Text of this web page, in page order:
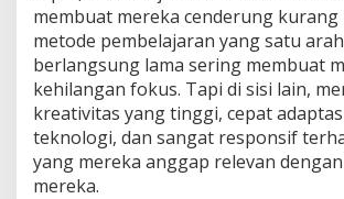
membuat mereka cenderung
metode pembelajaran yang satu
berlangsung lama sering membuat
kehilangan fokus. Tapi di sisi lain,
kreativitas yang tinggi, cepat
teknologi, dan sangat responsif
yang mereka anggap relevan
mereka.